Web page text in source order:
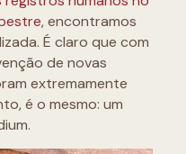
, encontramos
É claro que com
de novas
extremamente
é o mesmo: um